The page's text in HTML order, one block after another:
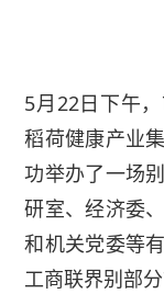
5月22日下午
稻荷健康产业
功举办了一场
研室、经济委
和机关党委等
工商联界别部